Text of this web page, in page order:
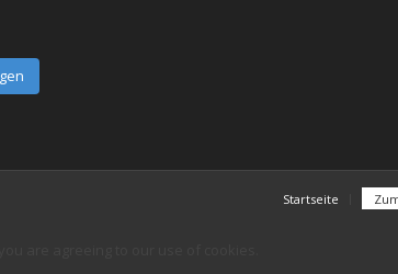
Startseite